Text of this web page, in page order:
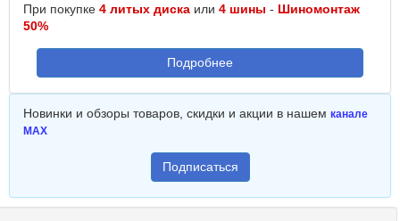
При покупке 4 литых диска или 4 шины - Шиномонтаж
50%
Подробнее
Новинки и обзоры товаров, скидки и акции в нашем канале
MAX
Подписаться